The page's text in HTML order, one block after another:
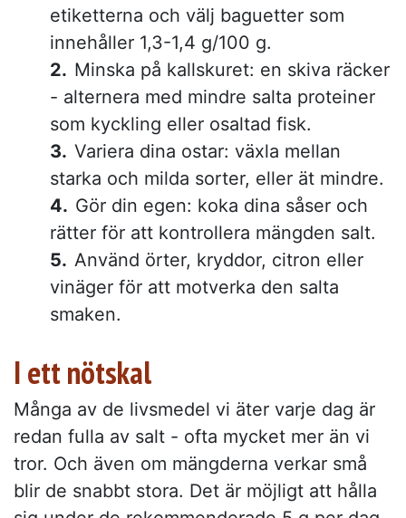
etiketterna och välj baguetter som
innehåller 1,3-1,4 g/100 g.
Minska på kallskuret: en skiva räcker
- alternera med mindre salta proteiner
som kyckling eller osaltad fisk.
Variera dina ostar: växla mellan
starka och milda sorter, eller ät mindre.
Gör din egen: koka dina såser och
rätter för att kontrollera mängden salt.
Använd örter, kryddor, citron eller
vinäger för att motverka den salta
smaken.
I ett nötskal
Många av de livsmedel vi äter varje dag är
redan fulla av salt - ofta mycket mer än vi
tror. Och även om mängderna verkar små
blir de snabbt stora. Det är möjligt att hålla